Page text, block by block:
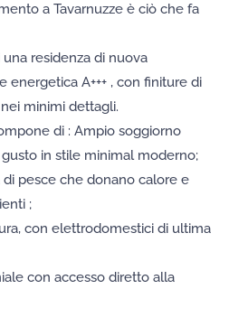
a Tavarnuzze è ciò che fa
una residenza di nuova
energetica A+++ , con finiture di
minimi dettagli.
di : Ampio soggiorno
in stile minimal moderno;
pesce che donano calore e
;
con elettrodomestici di ultima
con accesso diretto alla